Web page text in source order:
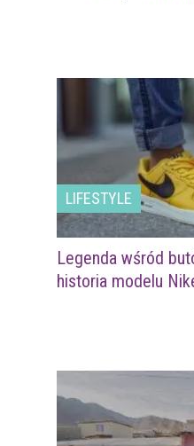
LIFESTYLE
Legenda wśród
historia modelu